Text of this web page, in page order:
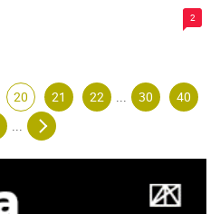
2
20 21 22 ... 30
40
...